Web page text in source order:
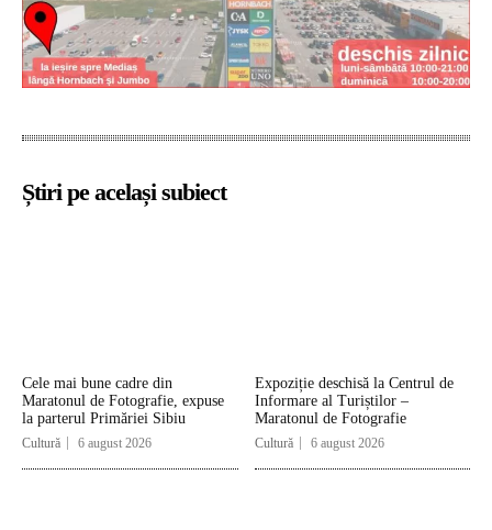
Știri pe același subiect
Cele mai bune cadre din
Maratonul de Fotografie, expuse
la parterul Primăriei Sibiu
Cultură 6 august 2026
Expoziție deschisă la Centrul de
Informare al Turiștilor –
Maratonul de Fotografie
Cultură 6 august 2026